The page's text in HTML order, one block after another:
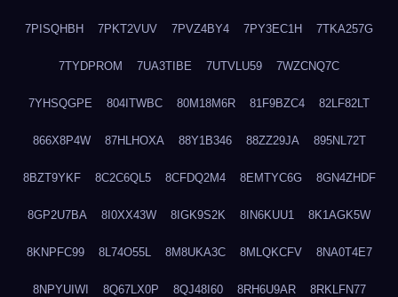
7PISQHBH 7PKT2VUV 7PVZ4BY4 7PY3EC1H 7TKA257G
7TYDPROM 7UA3TIBE 7UTVLU59 7WZCNQ7C
7YHSQGPE 804ITWBC 80M18M6R 81F9BZC4 82LF82LT
866X8P4W 87HLHOXA 88Y1B346 88ZZ29JA 895NL72T
8BZT9YKF 8C2C6QL5 8CFDQ2M4 8EMTYC6G 8GN4ZHDF
8GP2U7BA 8I0XX43W 8IGK9S2K 8IN6KUU1 8K1AGK5W
8KNPFC99 8L74O55L 8M8UKA3C 8MLQKCFV 8NA0T4E7
8NPYUIWI 8Q67LX0P 8QJ48I60 8RH6U9AR 8RKLFN77